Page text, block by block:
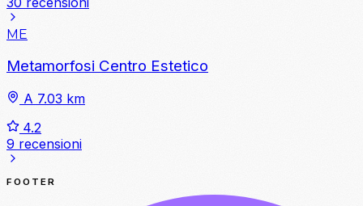
ME
Metamorfosi Centro Estetico
A 7.03 km
4.2
9 recensioni
FOOTER